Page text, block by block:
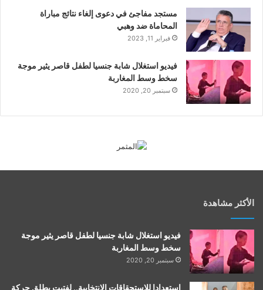
مستجد مفاجئ في دعوى إلغاء نتائج مباراة
المحاماة ضد وهبي
فبراير 11, 2023
فيديو استغلال شابة جنسيا لطفل قاصر يثير موجة
سخط وسط المغاربة
سبتمبر 20, 2020
الأكثر مشاهدة
فيديو استغلال شابة جنسيا لطفل قاصر يثير موجة
سخط وسط المغاربة
سبتمبر 20, 2020
استعدادا للاستحقاقات الانتخابية.. لفتيت يطلق حركة